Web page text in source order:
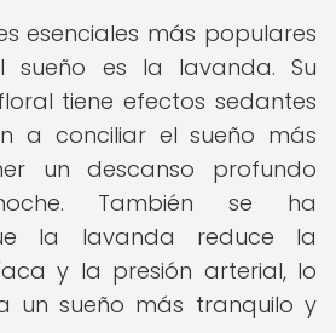
esenciales más populares
sueño es la lavanda. Su
tiene efectos sedantes
a conciliar el sueño más
un descanso profundo
También se ha
la lavanda reduce la
y la presión arterial, lo
un sueño más tranquilo y